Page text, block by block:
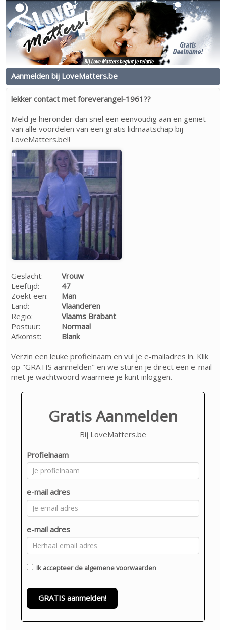
Aanmelden bij LoveMatters.be
lekker contact met foreverangel-1961??
Meld je hieronder dan snel een eenvoudig aan en geniet
van alle voordelen van een gratis lidmaatschap bij
LoveMatters.be!!
Geslacht:
Vrouw
Leeftijd:
47
Zoekt een:
Man
Land:
Vlaanderen
Regio:
Vlaams Brabant
Postuur:
Normaal
Afkomst:
Blank
Verzin een leuke profielnaam en vul je e-mailadres in. Klik
op "GRATIS aanmelden" en we sturen je direct een e-mail
met je wachtwoord waarmee je kunt inloggen.
Gratis Aanmelden
Bij LoveMatters.be
Profielnaam
e-mail adres
e-mail adres
Ik accepteer de algemene voorwaarden
GRATIS aanmelden!